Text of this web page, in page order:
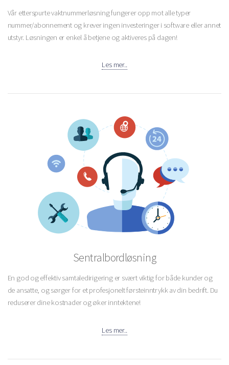
Vår etterspurte vaktnummerløsning fungerer opp mot alle typer
nummer/abonnement og krever ingen investeringer i software eller annet
utstyr. Løsningen er enkel å betjene og aktiveres på dagen!
Les mer..
Sentralbordløsning
En god og effektiv samtaledirigering er svært viktig for både kunder og
de ansatte, og sørger for et profesjonelt førsteinntrykk av din bedrift. Du
reduserer dine kostnader og øker inntektene!
Les mer..